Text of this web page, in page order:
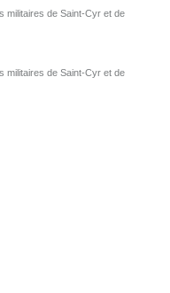
militaires de Saint-Cyr et de
militaires de Saint-Cyr et de